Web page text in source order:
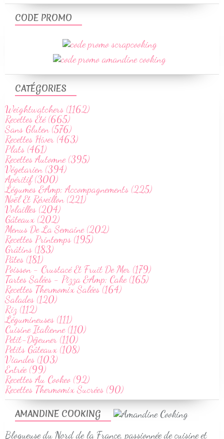
AMANDINE COOKING
Blogueuse du Nord de la France, passionnée de cuisine et
CATÉGORIES
Weightwatchers (1162)
Recettes Été (665)
Sans Gluten (576)
Recettes Hiver (463)
Plats (461)
Recettes Automne (395)
Végetarien (394)
Apéritif (300)
Légumes &Amp; Accompagnements (225)
Noël Et Réveillon (221)
Volailles (204)
Gâteaux (202)
Menus De La Semaine (202)
Recettes Printemps (195)
Grâtins (183)
Pâtes (181)
Poisson - Crustacé Et Fruit De Mer (179)
Tartes Salées - Pizza &Amp; Cake (165)
Recettes Thermomix Salées (164)
Salades (120)
Riz (112)
Légumineuses (111)
Cuisine Italienne (110)
Petit-Déjeuner (110)
Petits Gâteaux (108)
Viandes (103)
Entrée (99)
Recettes Au Cookeo (92)
Recettes Thermomix Sucrées (90)
CODE PROMO